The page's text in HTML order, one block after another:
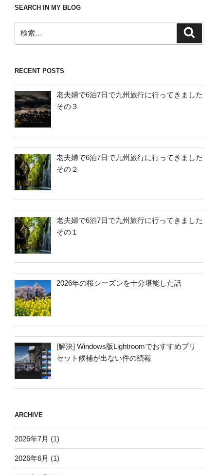
SEARCH IN MY BLOG
索:
RECENT POSTS
老夫婦で6泊7日で九州旅行に行ってきました
その３
老夫婦で6泊7日で九州旅行に行ってきました
その２
老夫婦で6泊7日で九州旅行に行ってきました
その１
2026年の桜シーズンを十分堪能した話
[解決] Windows版Lightroomでおすすめプリ
セット候補が出ない件の続報
ARCHIVE
2026年7月 (1)
2026年6月 (1)